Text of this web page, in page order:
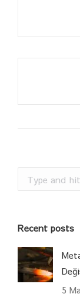
Search:
Recent posts
5